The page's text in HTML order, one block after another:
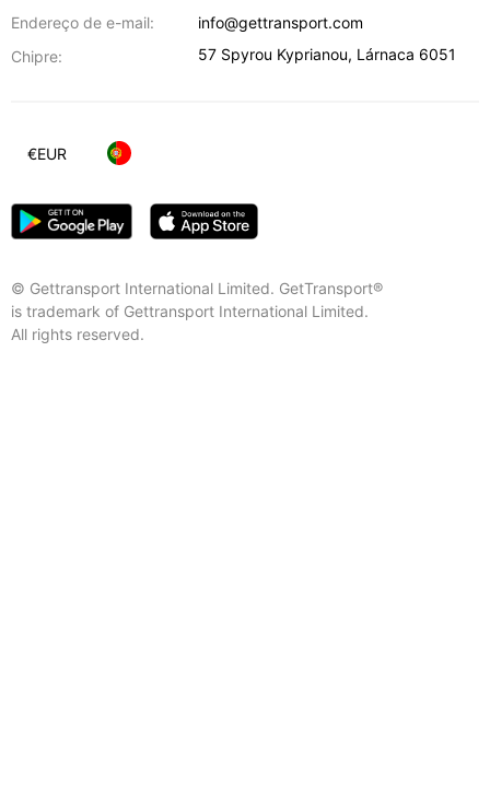
Endereço de e-mail:
info@gettransport.com
Chipre:
57 Spyrou Kyprianou, Lárnaca 6051
© Gettransport International Limited. GetTransport®
is trademark of Gettransport International Limited.
All rights reserved.
€EUR